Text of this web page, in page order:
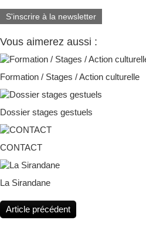
S'inscrire à la newsletter
Vous aimerez aussi :
Formation / Stages / Action culturelle
Dossier stages gestuels
CONTACT
La Sirandane
Article précédent